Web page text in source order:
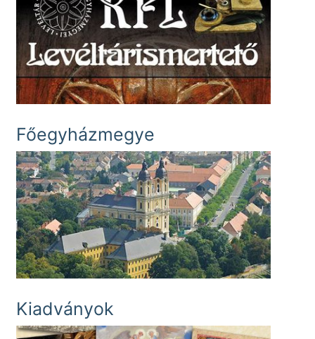
Főegyházmegye
Kiadványok